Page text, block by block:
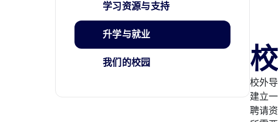
学习资源与支持
升学与就业
我们的校园
校外
建立
聘请